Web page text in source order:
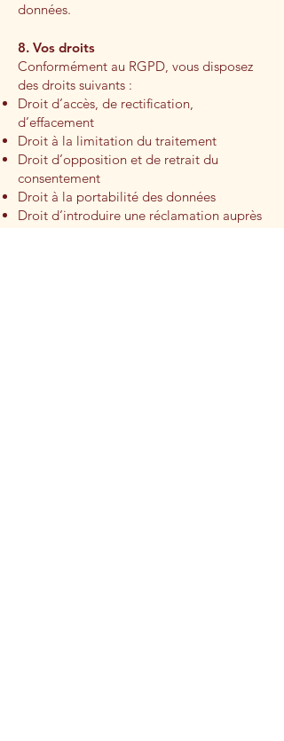
données.
8. Vos droits
Conformément au RGPD, vous disposez
des droits suivants :
Droit d’accès, de rectification,
d’effacement
Droit à la limitation du traitement
Droit d’opposition et de retrait du
consentement
Droit à la portabilité des données
Droit d’introduire une réclamation auprès